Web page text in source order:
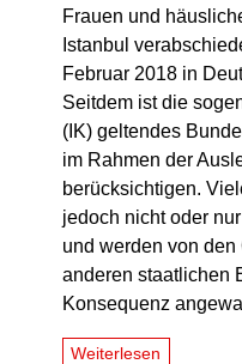
Frauen und
Istanbul
Februar 2018 in
Seitdem ist die
(IK) geltendes
im Rahmen der
berücksichtigen.
jedoch nicht oder
und werden von
anderen staatlichen
Konsequenz
Weiterlesen